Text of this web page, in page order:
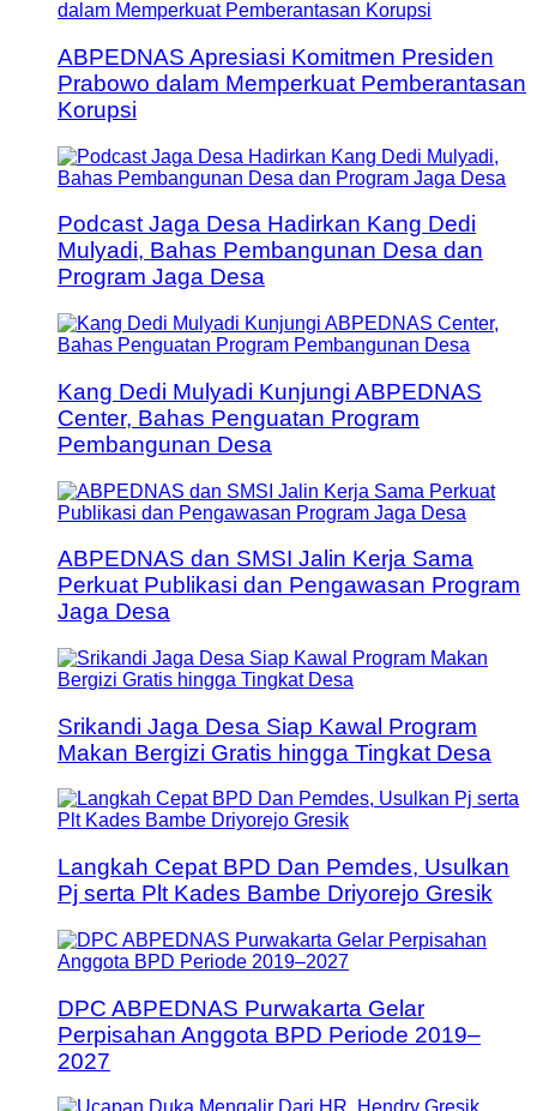
ABPEDNAS Apresiasi Komitmen Presiden
Prabowo dalam Memperkuat Pemberantasan
Korupsi
Podcast Jaga Desa Hadirkan Kang Dedi
Mulyadi, Bahas Pembangunan Desa dan
Program Jaga Desa
Kang Dedi Mulyadi Kunjungi ABPEDNAS
Center, Bahas Penguatan Program
Pembangunan Desa
ABPEDNAS dan SMSI Jalin Kerja Sama
Perkuat Publikasi dan Pengawasan Program
Jaga Desa
Srikandi Jaga Desa Siap Kawal Program
Makan Bergizi Gratis hingga Tingkat Desa
Langkah Cepat BPD Dan Pemdes, Usulkan
Pj serta Plt Kades Bambe Driyorejo Gresik
DPC ABPEDNAS Purwakarta Gelar
Perpisahan Anggota BPD Periode 2019–
2027